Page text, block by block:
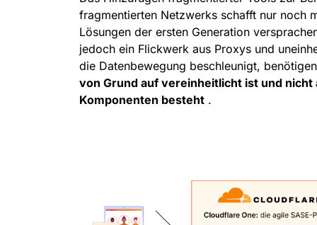
fragmentierten Netzwerks schafft nur noch
Lösungen der ersten Generation
jedoch ein Flickwerk aus Proxys und
die Datenbewegung beschleunigt,
von Grund auf vereinheitlicht ist und nicht
Komponenten besteht .